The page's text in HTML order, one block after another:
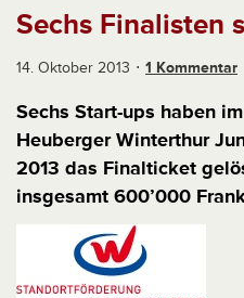
Sechs Finalisten
14. Oktober 2013 1 Kommentar
Sechs Start-ups haben
Heuberger Winterthur
2013 das Finalticket
insgesamt 600’000